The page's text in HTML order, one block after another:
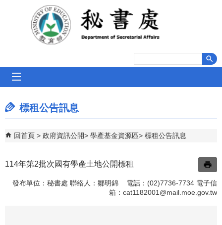
跳到主要內容區塊
標租公告訊息
回首頁 政府資訊公開 學產基金資源區 標租公告訊息
114年第2批次國有學產土地公開標租
發布單位：秘書處 聯絡人：鄒明錦 電話：(02)7736-7734 電子信
箱： cat1182001@mail.moe.gov.tw